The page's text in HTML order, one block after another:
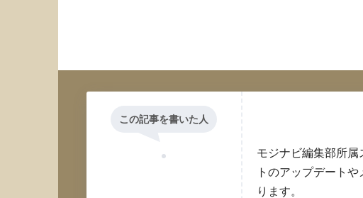
この記事を書いた人
モジナビ編集部所属
トのアップデート
ります。